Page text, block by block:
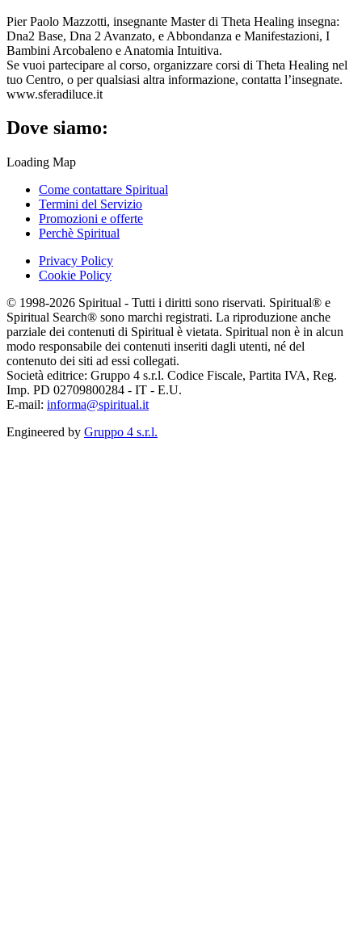
Pier Paolo Mazzotti, insegnante Master di Theta Healing insegna:
Dna2 Base, Dna 2 Avanzato, e Abbondanza e Manifestazioni, I
Bambini Arcobaleno e Anatomia Intuitiva.
Se vuoi partecipare al corso, organizzare corsi di Theta Healing nel
tuo Centro, o per qualsiasi altra informazione, contatta l’insegnate.
www.sferadiluce.it
Dove siamo:
Loading Map
Come contattare Spiritual
Termini del Servizio
Promozioni e offerte
Perchè Spiritual
Privacy Policy
Cookie Policy
© 1998-2026 Spiritual - Tutti i diritti sono riservati. Spiritual® e
Spiritual Search® sono marchi registrati. La riproduzione anche
parziale dei contenuti di Spiritual è vietata. Spiritual non è in alcun
modo responsabile dei contenuti inseriti dagli utenti, né del
contenuto dei siti ad essi collegati.
Società editrice: Gruppo 4 s.r.l. Codice Fiscale, Partita IVA, Reg.
Imp. PD 02709800284 - IT - E.U.
E-mail: informa@spiritual.it
Engineered by Gruppo 4 s.r.l.